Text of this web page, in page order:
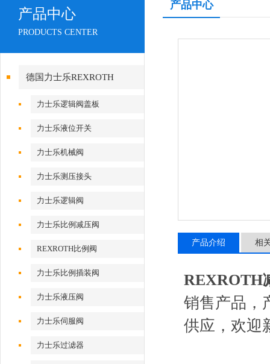
产品中心
PRODUCTS CENTER
德国力士乐REXROTH
力士乐逻辑阀盖板
力士乐液位开关
力士乐机械阀
力士乐测压接头
力士乐逻辑阀
力士乐比例减压阀
REXROTH比例阀
力士乐比例插装阀
力士乐液压阀
力士乐伺服阀
力士乐过滤器
产品中心
产品介绍 相
REXROTH
销售产品，
供应，欢迎